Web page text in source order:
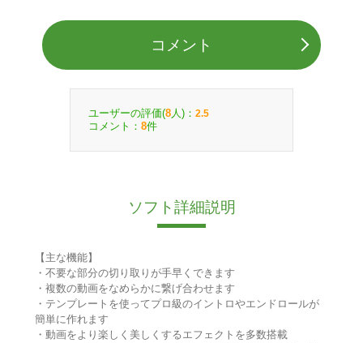
コメント
ユーザーの評価(8 人)： 2.5
コメント： 8件
ソフト詳細説明
【主な機能】
・不要な部分の切り取りが手早くできます
・複数の動画をなめらかに繋げ合わせます
・テンプレートを使ってプロ級のイントロやエンドロールが
簡単に作れます
・動画をより楽しく美しくするエフェクトを多数搭載